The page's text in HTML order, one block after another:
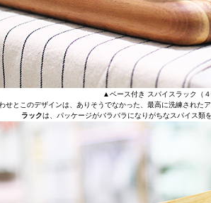
▲ベース付き スパイスラック（
せとこのデザインは、ありそうでなかった、最高に洗練された
ラックは、パッケージがバラバラになりがちなスパイス類